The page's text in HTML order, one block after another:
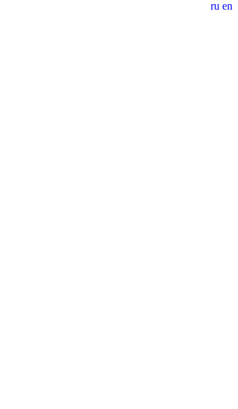
ru en